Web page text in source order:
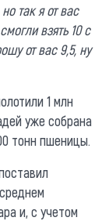
так я от вас
взять 10 с
от вас 9,5, ну
1 млн
уже собрана
тонн пшеницы.
и, с учетом